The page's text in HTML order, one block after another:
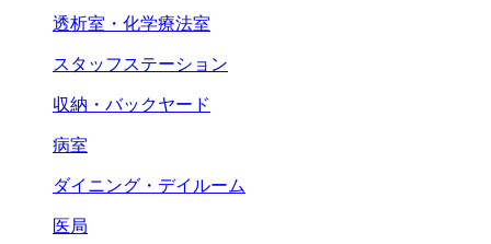
透析室・化学療法室
スタッフステーション
収納・バックヤード
病室
ダイニング・デイルーム
医局